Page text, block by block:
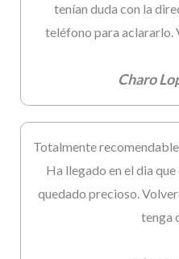
tenían duda con la
teléfono para aclararlo.
Charo
Totalmente
Ha llegado en el dia
quedado precioso.
tenga